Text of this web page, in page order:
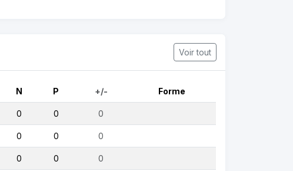
Voir tout
N P +/- Forme
0 0 0
0 0 0
0 0 0